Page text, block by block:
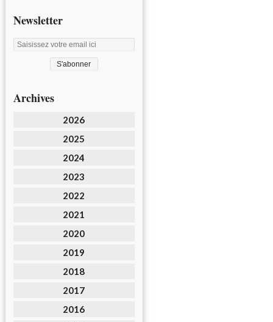
Newsletter
Archives
2026
2025
2024
2023
2022
2021
2020
2019
2018
2017
2016